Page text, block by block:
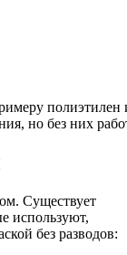
полиэтилен
но без них
Существует
используют,
без разводов: